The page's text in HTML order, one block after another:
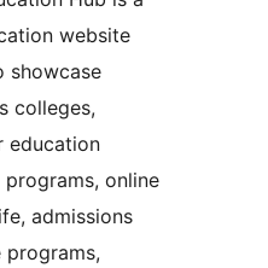
website
showcase
colleges,
education
online
admissions
programs,